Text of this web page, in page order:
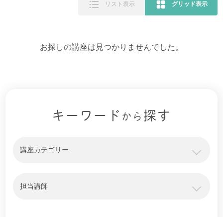
リスト表示 グリッド表示
お探しの講座は見つかりませんでした。
キーワード から 探す
講座カテゴリー
担当講師